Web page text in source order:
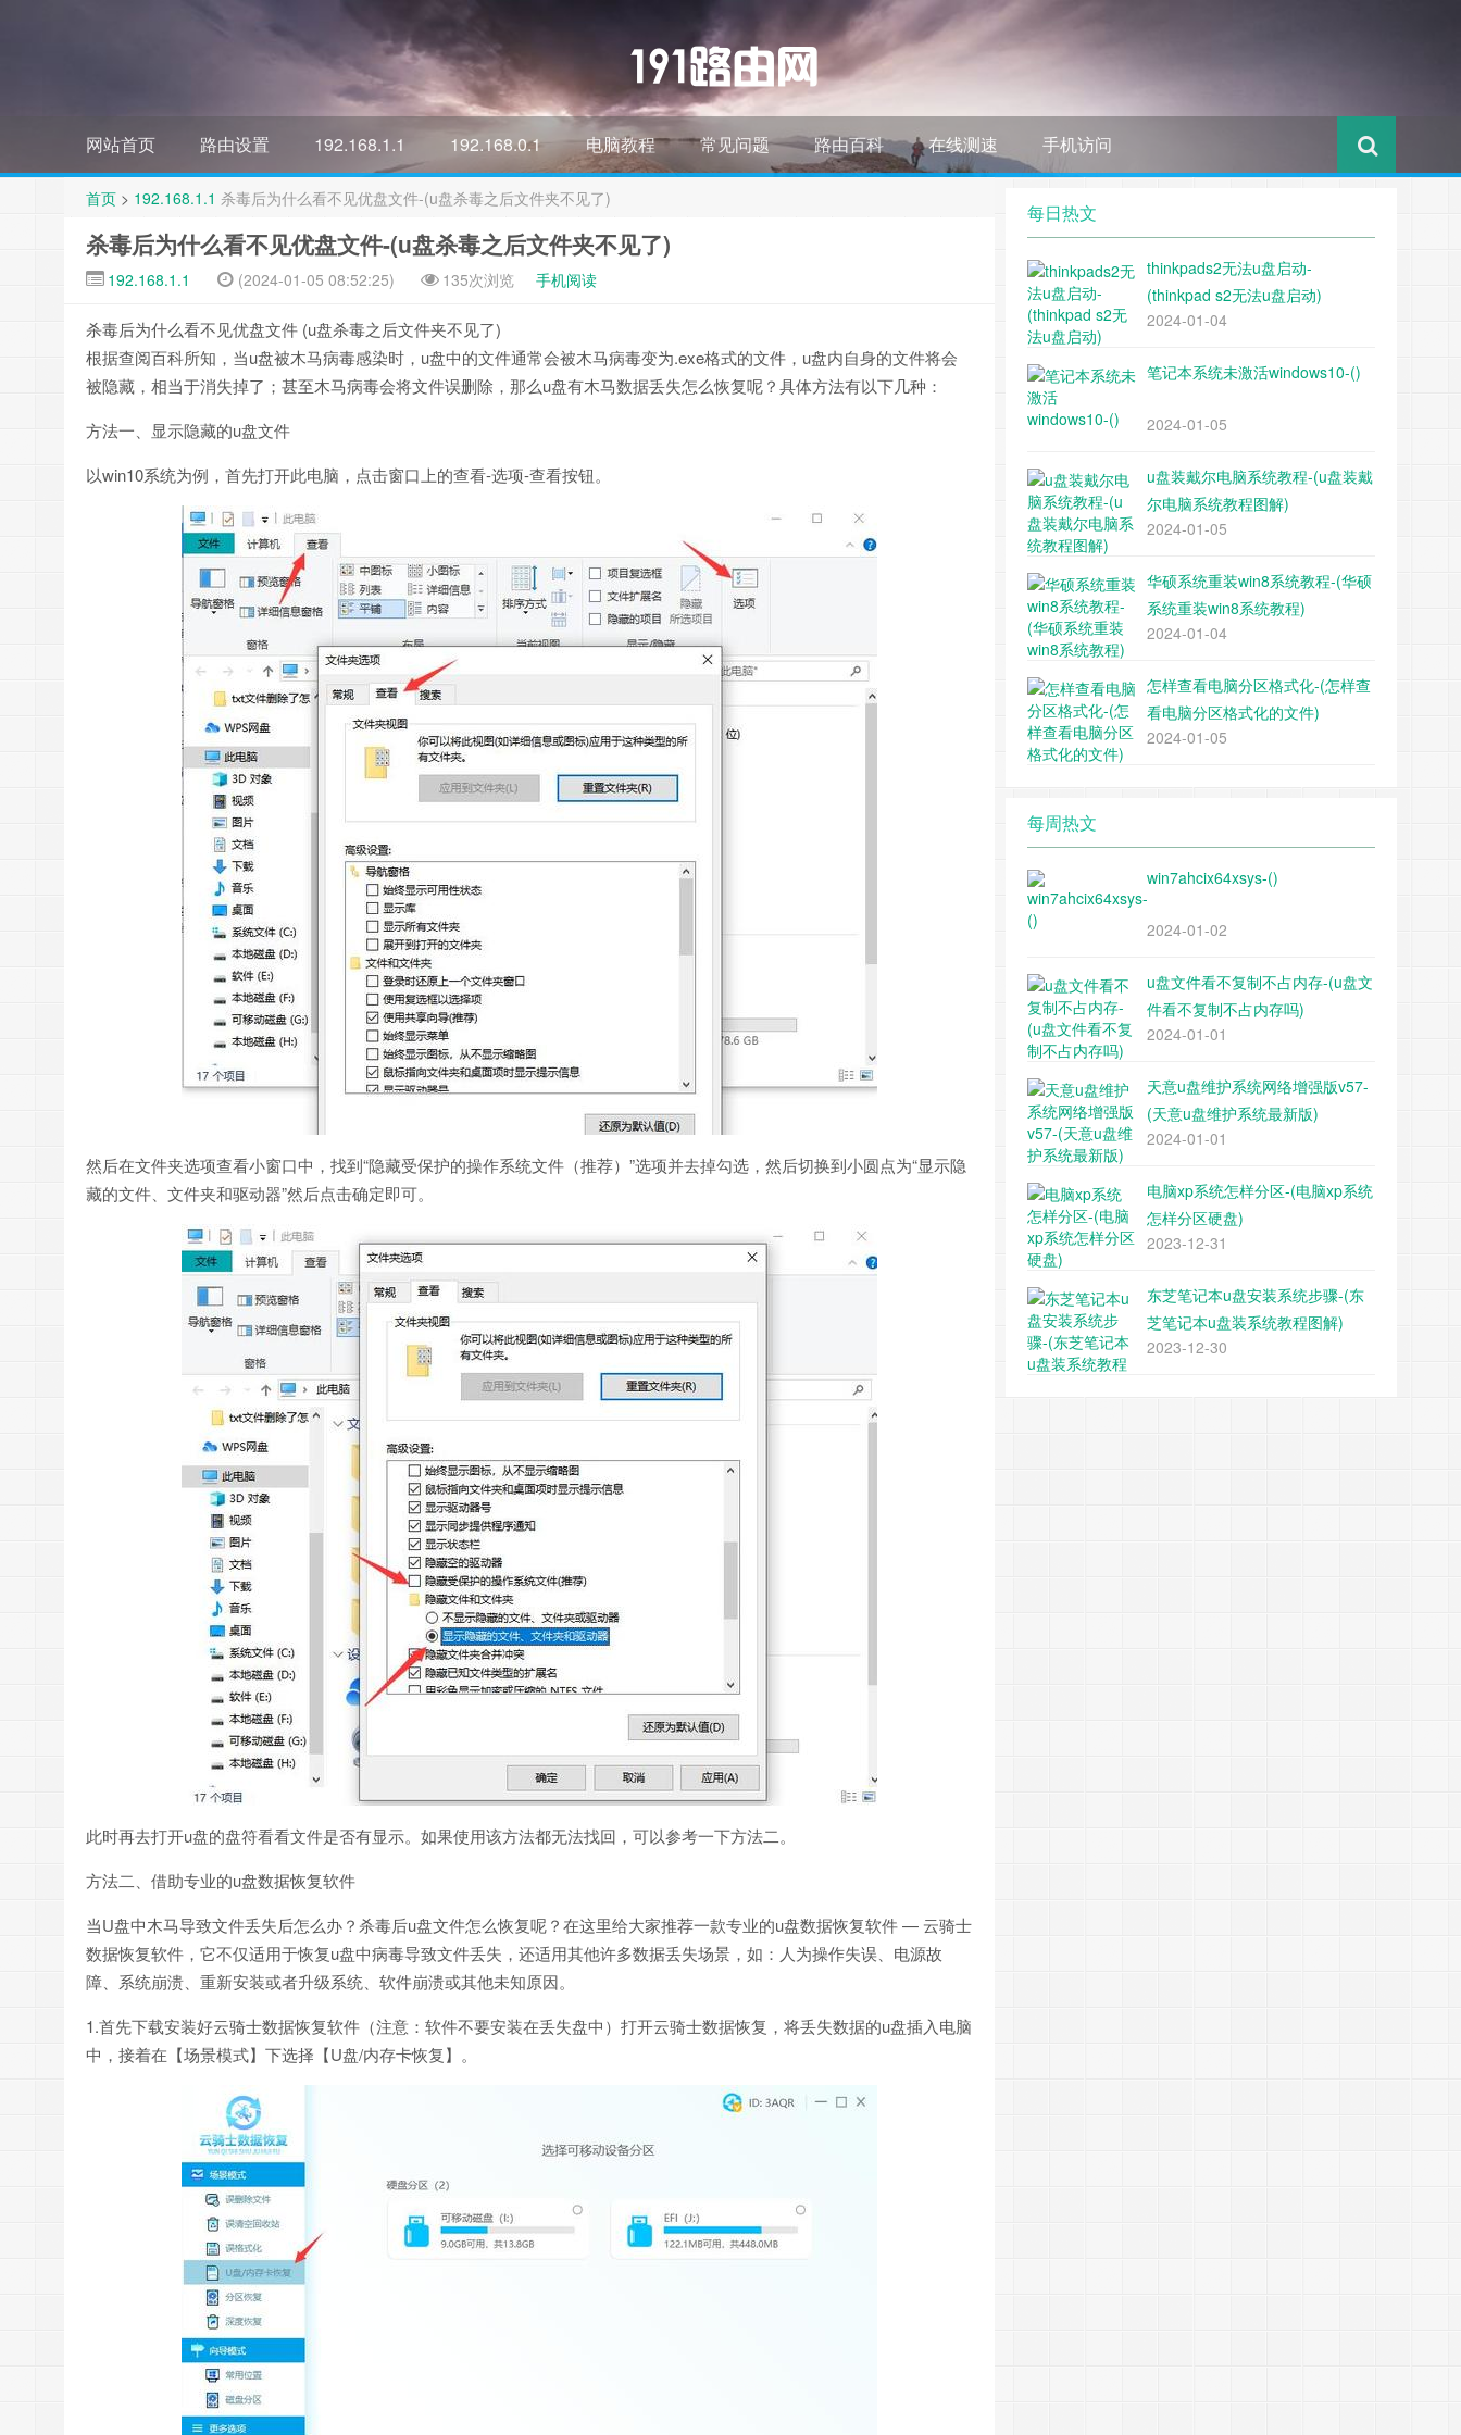
网站首页 路由设置 192.168.1.1 192.168.0.1 电脑教程 常见问题 路由百科 在线测速 手机访问
首页 > 192.168.1.1 杀毒后为什么看不见优盘文件-(u盘杀毒之后文件夹不见了)
杀毒后为什么看不见优盘文件-(u盘杀毒之后文件夹不见了)
192.168.1.1 (2024-01-05 08:52:25) 135次浏览 手机阅读
杀毒后为什么看不见优盘文件 (u盘杀毒之后文件夹不见了)
根据查阅百科所知，当u盘被木马病毒感染时，u盘中的文件通常会被木马病毒变为.exe格式的文件，u盘内自身的文件将会
被隐藏，相当于消失掉了；甚至木马病毒会将文件误删除，那么u盘有木马数据丢失怎么恢复呢？具体方法有以下几种：
方法一、显示隐藏的u盘文件
以win10系统为例，首先打开此电脑，点击窗口上的查看-选项-查看按钮。
然后在文件夹选项查看小窗口中，找到“隐藏受保护的操作系统文件（推荐）”选项并去掉勾选，然后切换到小圆点为“显示隐
藏的文件、文件夹和驱动器”然后点击确定即可。
此时再去打开u盘的盘符看看文件是否有显示。如果使用该方法都无法找回，可以参考一下方法二。
方法二、借助专业的u盘数据恢复软件
当U盘中木马导致文件丢失后怎么办？杀毒后u盘文件怎么恢复呢？在这里给大家推荐一款专业的u盘数据恢复软件 — 云骑士
数据恢复软件，它不仅适用于恢复u盘中病毒导致文件丢失，还适用其他许多数据丢失场景，如：人为操作失误、电源故
障、系统崩溃、重新安装或者升级系统、软件崩溃或其他未知原因。
1.首先下载安装好云骑士数据恢复软件（注意：软件不要安装在丢失盘中）打开云骑士数据恢复，将丢失数据的u盘插入电脑
中，接着在【场景模式】下选择【U盘/内存卡恢复】。
每日热文
thinkpads2无法u盘启动-
(thinkpad s2无法u盘启动)
2024-01-04
笔记本系统未激活windows10-()
2024-01-05
u盘装戴尔电脑系统教程-(u盘装戴
尔电脑系统教程图解)
2024-01-05
华硕系统重装win8系统教程-(华硕
系统重装win8系统教程)
2024-01-04
怎样查看电脑分区格式化-(怎样查
看电脑分区格式化的文件)
2024-01-05
每周热文
win7ahcix64xsys-()
2024-01-02
u盘文件看不复制不占内存-(u盘文
件看不复制不占内存吗)
2024-01-01
天意u盘维护系统网络增强版v57-
(天意u盘维护系统最新版)
2024-01-01
电脑xp系统怎样分区-(电脑xp系统
怎样分区硬盘)
2023-12-31
东芝笔记本u盘安装系统步骤-(东
芝笔记本u盘装系统教程图解)
2023-12-30